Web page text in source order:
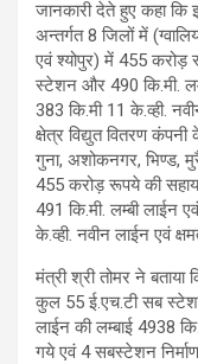
जानकारी देते हुए कहा कि
अन्तर्गत 8 जिलों में
एवं श्योपुर) में 455 करोड़
स्टेशन और 490 कि.मी.
383 कि.मी 11 के.व्ही.
क्षेत्र विद्युत वितरण कंपनी
गुना, अशोकनगर, भिण्ड,
455 करोड़ रूपये की
491 कि.मी. लम्बी लाईन
के.व्ही. नवीन लाईन एवं
मंत्री श्री तोमर ने बताया
कुल 55 ई.एच.टी सब
लाईन की लम्बाई 4938
गये एवं 4 सबस्टेशन